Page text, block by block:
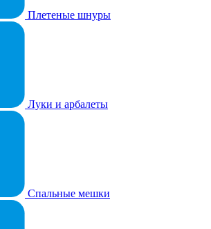
Плетеные шнуры
Луки и арбалеты
Спальные мешки